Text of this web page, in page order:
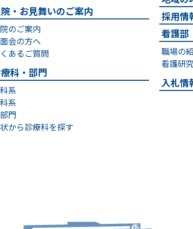
・お見舞いのご案内
のご案内
会の方へ
あるご質問
科・部門
系
系
門
から診療科を探す
採用情
看護部
職場の
看護研究
入札情